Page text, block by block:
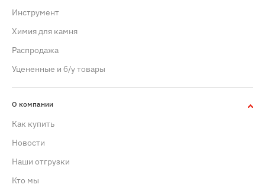
Инструмент
Химия для камня
Распродажа
Уцененные и б/у товары
О компании
Как купить
Новости
Наши отгрузки
Кто мы